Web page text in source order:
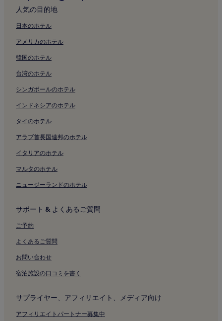
人気の目的地
日本のホテル
アメリカのホテル
韓国のホテル
台湾のホテル
シンガポールのホテル
インドネシアのホテル
タイのホテル
アラブ首長国連邦のホテル
イタリアのホテル
マルタのホテル
ニュージーランドのホテル
サポート & よくあるご質問
ご予約
よくあるご質問
お問い合わせ
宿泊施設の口コミを書く
サプライヤー、アフィリエイト、メディア向け
アフィリエイトパートナー募集中